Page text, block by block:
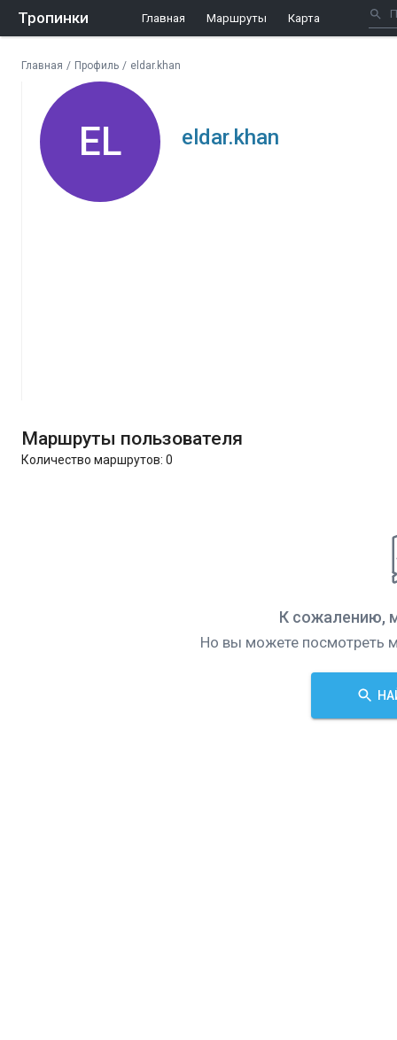
Тропинки Главная Маршруты Карта
Главная / Профиль / eldar.khan
EL eldar.khan
Маршруты пользователя
Количество маршрутов: 0
К сожалению,
Но вы можете посмотреть